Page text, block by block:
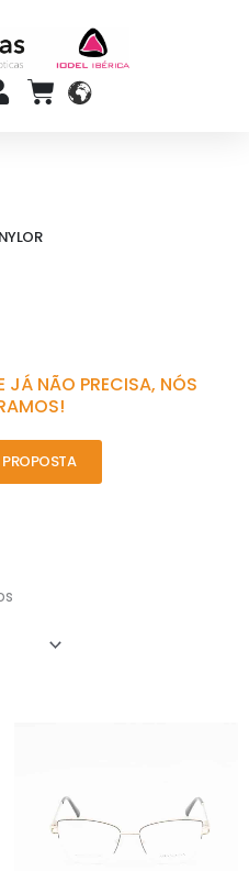
CART
JÁ NÃO PRECISA, NÓS
PROPOSTA